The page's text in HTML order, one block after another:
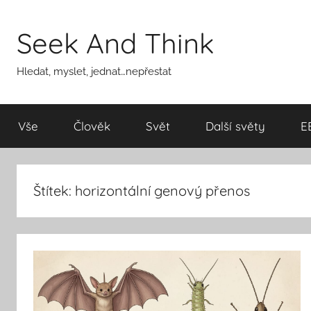
obsahu
Seek And Think
Hledat, myslet, jednat…nepřestat
Vše Člověk Svět Další světy
Štítek: horizontální genový přenos